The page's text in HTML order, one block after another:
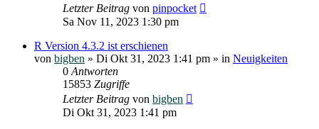
Letzter Beitrag von pinpocket
Sa Nov 11, 2023 1:30 pm
R Version 4.3.2 ist erschienen
von bigben » Di Okt 31, 2023 1:41 pm » in Neuigkeiten
0 Antworten
15853 Zugriffe
Letzter Beitrag von bigben
Di Okt 31, 2023 1:41 pm